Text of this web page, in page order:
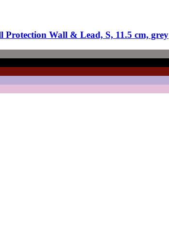
Protection Wall & Lead, S, 11.5 cm, grey